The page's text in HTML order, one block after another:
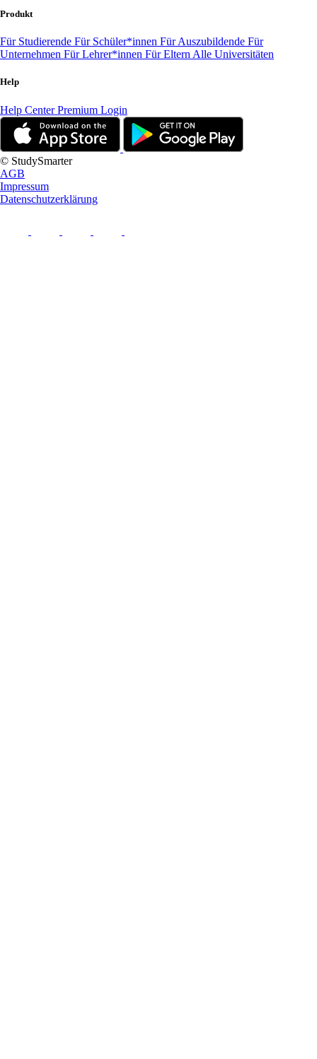
Produkt
Für Studierende Für Schüler*innen Für Auszubildende Für
Unternehmen Für Lehrer*innen Für Eltern Alle Universitäten
Help
Help CenterPremium Login
© StudySmarter
AGB
Impressum
Datenschutzerklärung